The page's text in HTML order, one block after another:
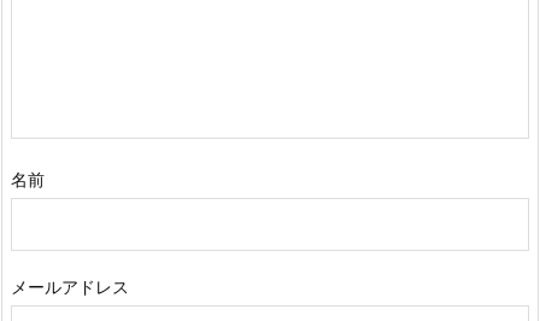
名前
メールアドレス